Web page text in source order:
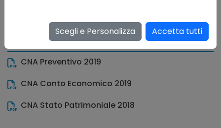
2018
CNA Preventivo 2019
CNA Conto Economico 2019
CNA Stato Patrimoniale 2018
Scegli e Personalizza Accetta tutti